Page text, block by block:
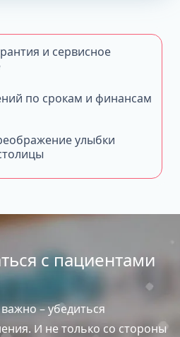
улыбки
и сервисное
по срокам и финансам
с пациентами
– убедиться
И не только со стороны